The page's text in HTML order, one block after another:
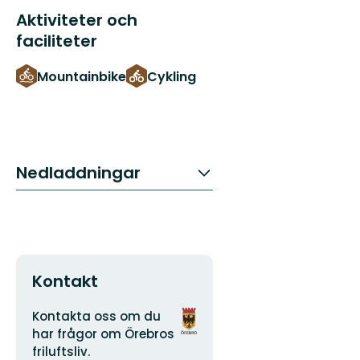
Aktiviteter och
faciliteter
Mountainbike Cykling
Nedladdningar
Kontakt
Adress
Kontakta oss om du
har frågor om Örebros
friluftsliv.
Organisationens
logotyp